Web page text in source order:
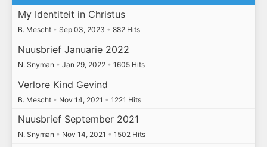
My Identiteit in Christus
B. Mescht • Sep 03, 2023 • 882 Hits
Nuusbrief Januarie 2022
N. Snyman • Jan 29, 2022 • 1605 Hits
Verlore Kind Gevind
B. Mescht • Nov 14, 2021 • 1221 Hits
Nuusbrief September 2021
N. Snyman • Nov 14, 2021 • 1502 Hits